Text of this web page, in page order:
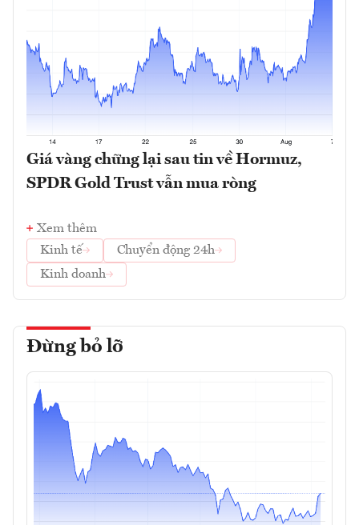
Giá vàng chững lại sau tin về Hormuz,
SPDR Gold Trust vẫn mua ròng
Xem thêm
Kinh tế
Chuyển động 24h
Kinh doanh
Đừng bỏ lỡ